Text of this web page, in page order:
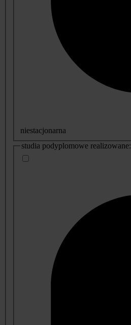
niestacjonarna
studia podyplomowe realizowane: